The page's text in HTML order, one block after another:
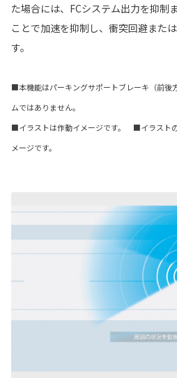
た場合には、FCシステム出力を抑制
ことで加速を抑制し、衝突回避また
す。
■本機能はパーキングサポートブレーキ（前後
ムではありません。
■イラストは作動イメージです。 ■イラスト
メージです。